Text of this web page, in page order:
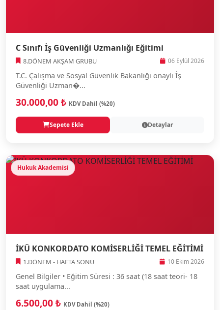
C Sınıfı İş Güvenliği Uzmanlığı Eğitimi
8.DÖNEM AKŞAM GRUBU 06 Eylül 2026
T.C. Çalışma ve Sosyal Güvenlik Bakanlığı onaylı İş
Güvenliği Uzman�...
30.000,00 ₺ KDV Dahil (%20)
Sepete Ekle Detaylar
Hukuk Akademisi
İKÜ KONKORDATO KOMİSERLİĞİ TEMEL EĞİTİMİ
1.DÖNEM - HAFTA SONU 10 Ekim 2026
Genel Bilgiler • Eğitim Süresi : 36 saat (18 saat teori- 18
saat uygulama...
6.500,00 ₺ KDV Dahil (%20)